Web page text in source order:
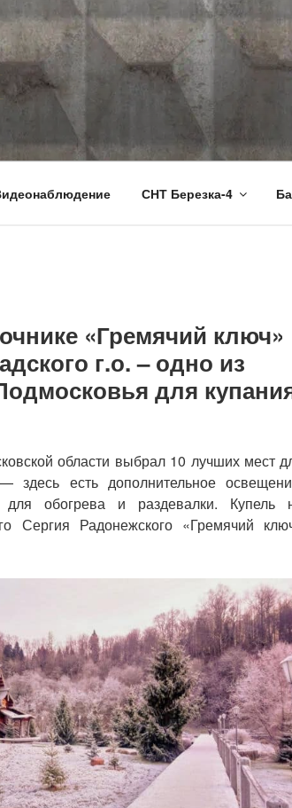
СНТ Березка-4
«Гремячий ключ»
г.о. – одно из
для
области выбрал 10 лучших мест
здесь есть дополнительное
для обогрева и раздевалки. Купель
Сергия Радонежского «Гремячий